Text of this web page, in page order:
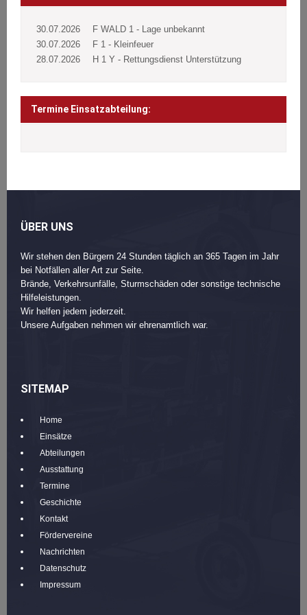
30.07.2026
F WALD 1 - Lage unbekannt
30.07.2026
F 1 - Kleinfeuer
28.07.2026
H 1 Y - Rettungsdienst Unterstützung
Termine Einsatzabteilung:
ÜBER UNS
Wir stehen den Bürgern 24 Stunden täglich an 365 Tagen im Jahr
bei Notfällen aller Art zur Seite.
Brände, Verkehrsunfälle, Sturmschäden oder sonstige technische
Hilfeleistungen.
Wir helfen jedem jederzeit.
Unsere Aufgaben nehmen wir ehrenamtlich war.
SITEMAP
Home
Einsätze
Abteilungen
Ausstattung
Termine
Geschichte
Kontakt
Fördervereine
Nachrichten
Datenschutz
Impressum